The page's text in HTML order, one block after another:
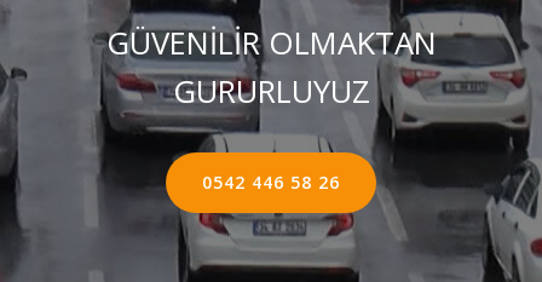
GÜVENİLİR OLMAKTAN
GURURLUYUZ
0542 446 58 26